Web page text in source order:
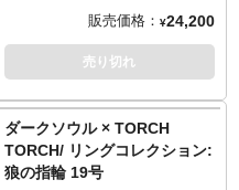
（20240918）
TORCH TORCH OFFICIAL
花びらの石枠は一枚ずつの尖り
や丸み、重なり合い、微妙な歪
みに至るまで、ゲーム中のイラ
ディテールや構造のみでなく、
古びた質感に至るまでを徹底的
に追究することで、ダークソウ
ルの世界から届けられたかのよ
コレクション」シリーズの真打
とも呼ぶべきアイテムが、満を
持しての登場となります。
指輪の象徴である緑色の宝石は
めにインドの熟練職人がひとつ
ずつ磨り出した特注品です。32
枚の花びらと中央のローズカッ
トの、計33個を贅沢に使用。石
を持つこの指輪は、プレイヤー
人気が特に高いキャラクター・
騎士アルトリウスに由来がある
ことでも知られ、攻略の実用性
す。
グウィン王に仕えた四騎士の一
人であり、「深淵歩き」の異名
販売価格： ¥24,200
売り切れ
ダークソウル × TORCH
TORCH/ リングコレクション:
狼の指輪 19号